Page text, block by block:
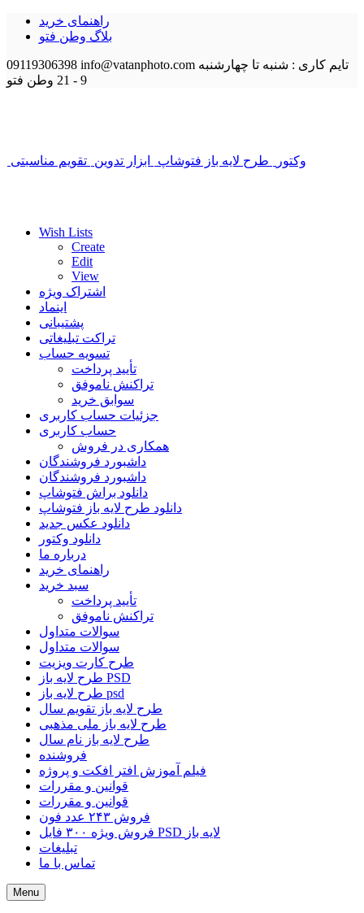
راهنمای خرید
بلاگ وطن فتو
09119306398 info@vatanphoto.com تایم کاری : شنبه تا چهارشنبه
9 - 21
وطن فتو
وکتور طرح لایه باز فتوشاپ ابزار تدوین تقویم مناسبتی
Wish Lists
Create
Edit
View
اشتراک ویژه
اینماد
پشتیبانی
تراکت تبلیغاتی
تسویه حساب
تأیید پرداخت
تراکنش ناموفق
سوابق خرید
جزئیات حساب کاربری
حساب کاربری
همکاری در فروش
داشبورد فروشندگان
داشبورد فروشندگان
دانلود براش فتوشاپ
دانلود طرح لایه باز فتوشاپ
دانلود عکس جدید
دانلود وکتور
درباره ما
راهنمای خرید
سبد خرید
تأیید پرداخت
تراکنش ناموفق
سوالات متداول
سوالات متداول
طرح کارت ویزیت
طرح لایه باز PSD
طرح لایه باز psd
طرح لایه باز تقویم سال
طرح لایه باز ملی مذهبی
طرح لایه باز نام سال
فروشنده
فیلم آموزش افتر افکت و پروژه
قوانین و مقررات
قوانین و مقررات
فروش ۲۴۳ عدد فون
فروش ویژه ۳۰۰ فایل PSD لایه باز
تبلیغات
تماس با ما
Menu